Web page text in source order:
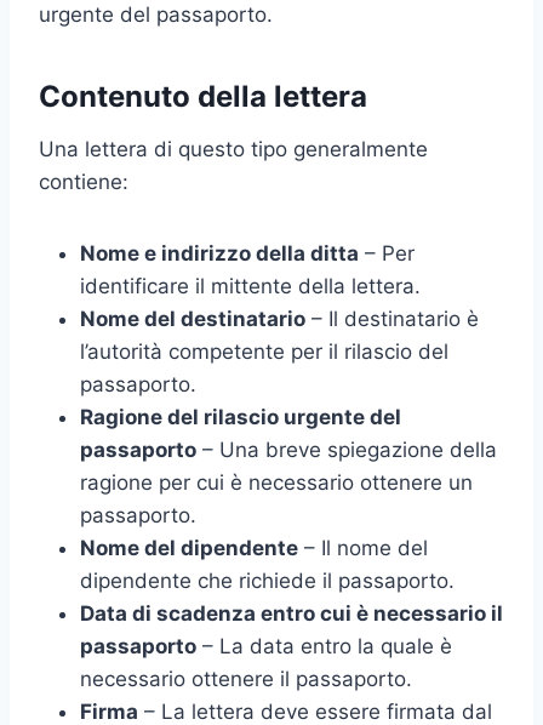
urgente del passaporto.
Contenuto della lettera
Una lettera di questo tipo generalmente
contiene:
Nome e indirizzo della ditta – Per
identificare il mittente della lettera.
Nome del destinatario – Il destinatario è
l’autorità competente per il rilascio del
passaporto.
Ragione del rilascio urgente del
passaporto – Una breve spiegazione della
ragione per cui è necessario ottenere un
passaporto.
Nome del dipendente – Il nome del
dipendente che richiede il passaporto.
Data di scadenza entro cui è necessario il
passaporto – La data entro la quale è
necessario ottenere il passaporto.
Firma – La lettera deve essere firmata dal